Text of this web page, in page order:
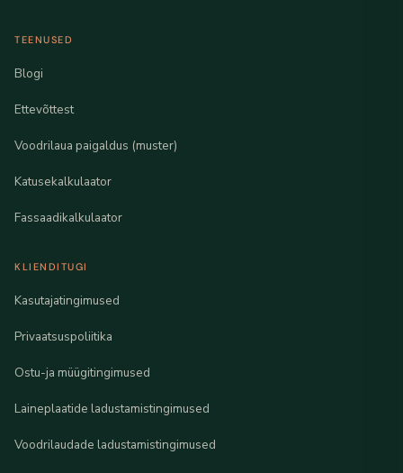
TEENUSED
Blogi
Ettevõttest
Voodrilaua paigaldus (muster)
Katusekalkulaator
Fassaadikalkulaator
KLIENDITUGI
Kasutajatingimused
Privaatsuspoliitika
Ostu-ja müügitingimused
Laineplaatide ladustamistingimused
Voodrilaudade ladustamistingimused